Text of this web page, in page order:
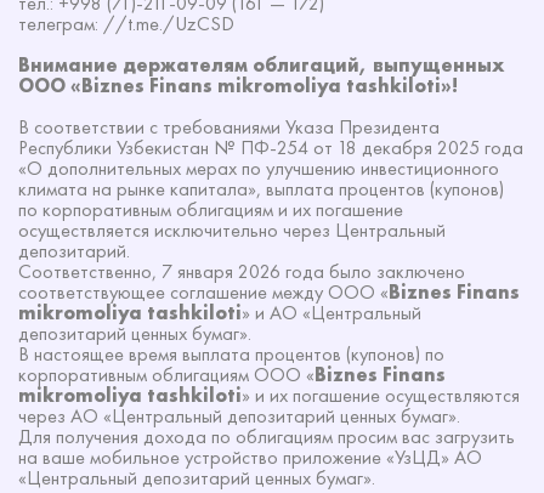
телеграм: //t.me./UzCSD
Внимание держателям облигаций, выпущенных
ООО «Biznes Finans mikromoliya tashkiloti»!
В соответствии с требованиями Указа Президента
Республики Узбекистан № ПФ-254 от 18 декабря 2025 года
«О дополнительных мерах по улучшению инвестиционного
климата на рынке капитала», выплата процентов (купонов)
по корпоративным облигациям и их погашение
осуществляется исключительно через Центральный
депозитарий.
Соответственно, 7 января 2026 года было заключено
соответствующее соглашение между ООО «Biznes Finans
mikromoliya tashkiloti» и АО «Центральный
депозитарий ценных бумаг».
В настоящее время выплата процентов (купонов) по
корпоративным облигациям ООО «Biznes Finans
mikromoliya tashkiloti» и их погашение осуществляются
через АО «Центральный депозитарий ценных бумаг».
Для получения дохода по облигациям просим вас загрузить
на ваше мобильное устройство приложение «УзЦД» АО
«Центральный депозитарий ценных бумаг».